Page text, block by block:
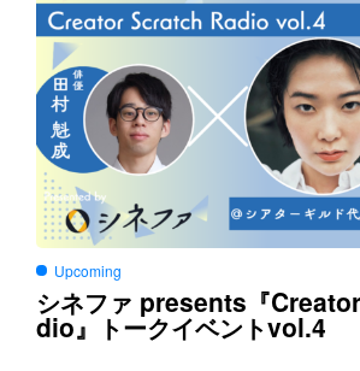
Upcoming
シネファ presents 『
dio』トークイベントvol.4